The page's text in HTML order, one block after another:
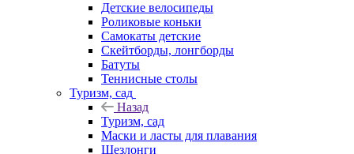
Детские велосипеды
Роликовые коньки
Самокаты детские
Скейтборды, лонгборды
Батуты
Теннисные столы
Туризм, сад
Назад
Туризм, сад
Маски и ласты для плавания
Шезлонги